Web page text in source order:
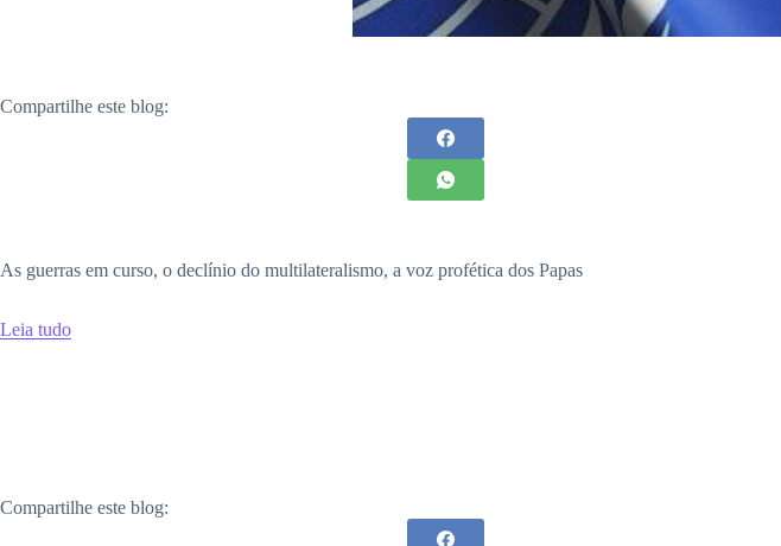
Compartilhe este blog:
As guerras em curso, o declínio do multilateralismo, a voz profética dos Papas
Leia tudo
Compartilhe este blog: